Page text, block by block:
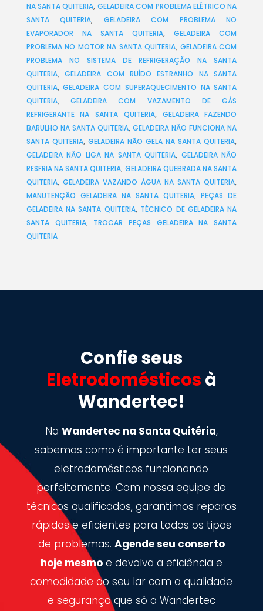
NA SANTA QUITERIA, GELADEIRA COM PROBLEMA ELÉTRICO NA
SANTA QUITERIA, GELADEIRA COM PROBLEMA NO
EVAPORADOR NA SANTA QUITERIA,GELADEIRA COM
PROBLEMA NO MOTOR NA SANTA QUITERIA, GELADEIRA COM
PROBLEMA NO SISTEMA DE REFRIGERAÇÃO NA SANTA
QUITERIA,GELADEIRA COM RUÍDO ESTRANHO NA SANTA
QUITERIA,GELADEIRA COM SUPERAQUECIMENTO NA SANTA
QUITERIA,GELADEIRA COM VAZAMENTO DE GÁS
REFRIGERANTE NA SANTA QUITERIA, GELADEIRA FAZENDO
BARULHO NA SANTA QUITERIA,GELADEIRA NÃO FUNCIONA NA
SANTA QUITERIA, GELADEIRA NÃO GELA NA SANTA QUITERIA,
GELADEIRA NÃO LIGA NA SANTA QUITERIA, GELADEIRA NÃO
RESFRIA NA SANTA QUITERIA, GELADEIRA QUEBRADA NA SANTA
QUITERIA, GELADEIRA VAZANDO ÁGUA NA SANTA QUITERIA,
MANUTENÇÃO GELADEIRA NA SANTA QUITERIA,PEÇAS DE
GELADEIRA NA SANTA QUITERIA, TÉCNICO DE GELADEIRA NA
SANTA QUITERIA, TROCAR PEÇAS GELADEIRA NA SANTA
QUITERIA
Confie seus
Eletrodomésticos à
Wandertec!
Na Wandertec na Santa Quitéria,
sabemos como é importante ter seus
eletrodomésticos funcionando
perfeitamente. Com nossa equipe de
técnicos qualificados, garantimos reparos
rápidos e eficientes para todos os tipos
de problemas. Agende seu conserto
hoje mesmoe devolva a eficiência e
comodidade ao seu lar com a qualidade
e segurança que só a Wandertec